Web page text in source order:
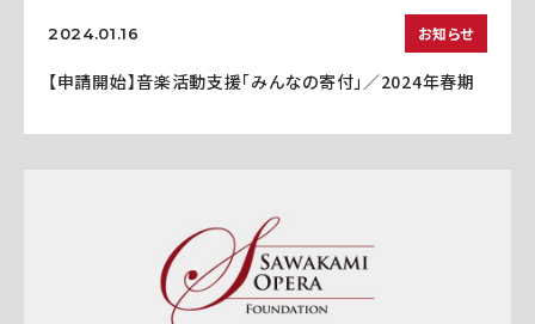
2024.01.16 お知らせ
【申請開始】音楽活動支援「みんなの寄付」／2024年春期